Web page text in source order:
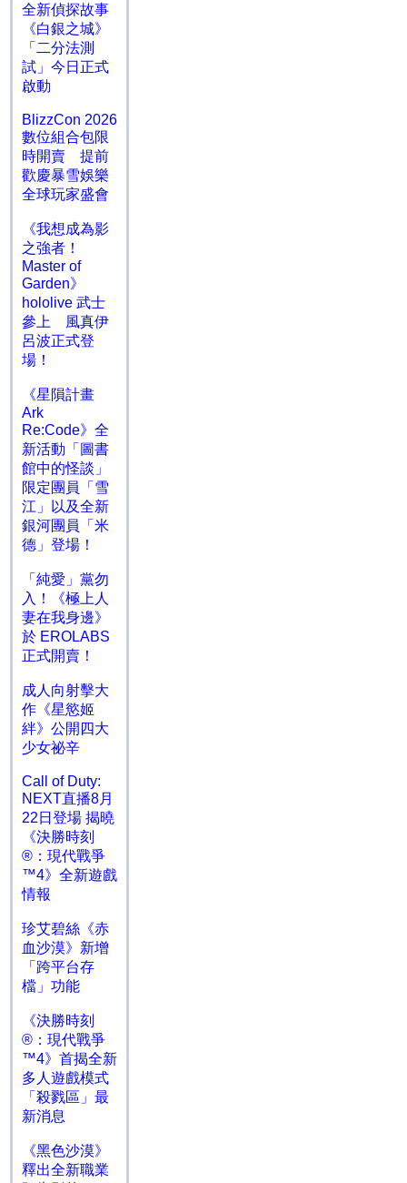
全新偵探故事
《白銀之城》
「二分法測
試」今日正式
啟動
BlizzCon 2026
數位組合包限
時開賣 提前
歡慶暴雪娛樂
全球玩家盛會
《我想成為影
之強者！
Master of
Garden》
hololive 武士
參上 風真伊
呂波正式登
場！
《星隕計畫
Ark
Re:Code》全
新活動「圖書
館中的怪談」
限定團員「雪
江」以及全新
銀河團員「米
德」登場！
「純愛」黨勿
入！《極上人
妻在我身邊》
於 EROLABS
正式開賣！
成人向射擊大
作《星慾姬
絆》公開四大
少女祕辛
Call of Duty:
NEXT直播8月
22日登場 揭曉
《決勝時刻
®：現代戰爭
™4》全新遊戲
情報
珍艾碧絲《赤
血沙漠》新增
「跨平台存
檔」功能
《決勝時刻
®：現代戰爭
™4》首揭全新
多人遊戲模式
「殺戮區」最
新消息
《黑色沙漠》
釋出全新職業